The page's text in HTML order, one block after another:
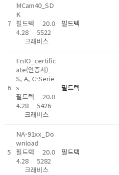
7
MCam40_SD
K
필드텍
20.0
4.28
5522
크래비스
필드텍
6
FnIO_certific
ate(인증서)_
S, A, C-Serie
s
필드텍
20.0
4.28
5426
크래비스
필드텍
5
NA-91xx_Do
wnload
필드텍
20.0
4.28
5282
크래비스
필드텍